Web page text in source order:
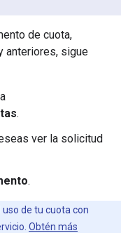
de cuota,
anteriores, sigue
.
ver la solicitud
.
de tu cuota con
Obtén más